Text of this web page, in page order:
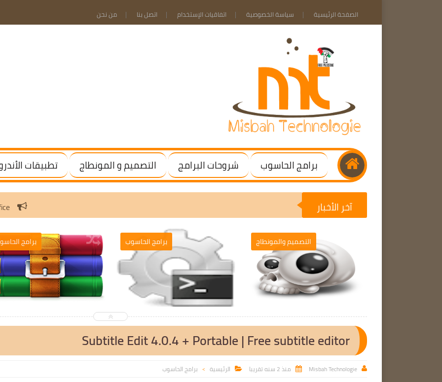
الصفحة الرئيسية سياسة الخصوصية اتفاقيات الإستخدام اتصل بنا من نحن
برامج الحاسوب شروحات البرامج التصميم و المونطاج تطبيقات
آخر الأخبار / Office
برامج الحاسوب التصميم والمونطاج التصميم والمونطاج
Subtitle Edit 4.0.4 + Portable | Free subtitle editor

Misbah Technologie
 منذ 2 سنه تقريبا  الرئيسية > برامج الحاسوب